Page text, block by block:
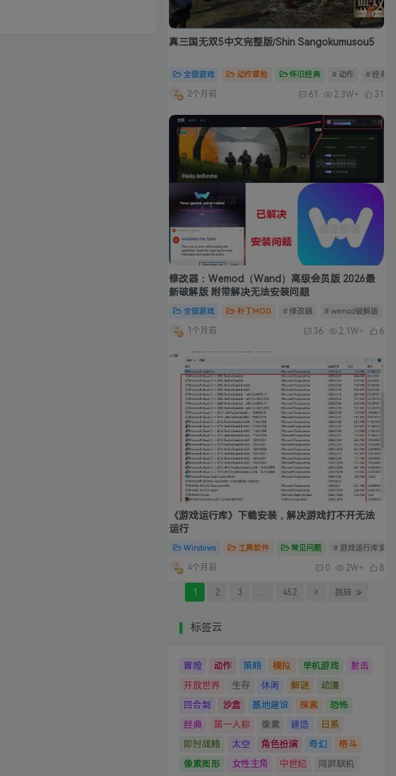
真三国无双5中文完整版/Shin Sangokumusou5
全部游戏 动作冒险 怀旧经典 # 动作 # 经典
2个月前 61 2.3W+ 31
修改器：Wemod（Wand）高级会员版 2026最
新破解版 附带解决无法安装问题
全部游戏 补丁MOD # 修改器 # wemod破解版
1个月前 36 2.1W+ 6
《游戏运行库》下载安装，解决游戏打不开无法
运行
Windows 工具软件 常见问题 # 游戏运行库安装
4个月前 0 2W+ 8
1 2 3 … 452 跳转
标签云
冒险 动作 策略 模拟 单机游戏
射击
开放世界
生存 休闲 解谜
动漫
回合制
沙盒 基地建设 探索
恐怖
经典
第一人称 像素 建造
日系
即时战略
太空 角色扮演 奇幻
格斗
像素图形
女性主角 中世纪 同屏联机